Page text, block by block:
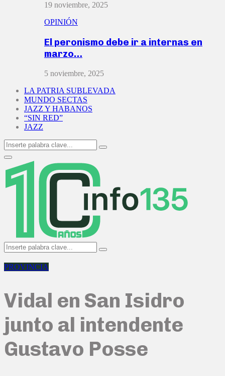
19 noviembre, 2025
OPINIÓN
El peronismo debe ir a internas en
marzo…
5 noviembre, 2025
LA PATRIA SUBLEVADA
MUNDO SECTAS
JAZZ Y HABANOS
“SIN RED”
JAZZ
Search
for:
Search
Primary
Menu
Search
for:
Search
PROVINCIA
Vidal en San Isidro
junto al intendente
Gustavo Posse